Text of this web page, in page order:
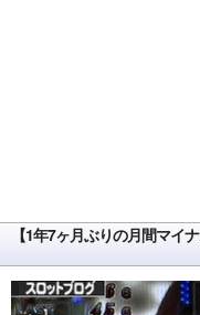
【1年7ヶ月ぶりの月間マイ